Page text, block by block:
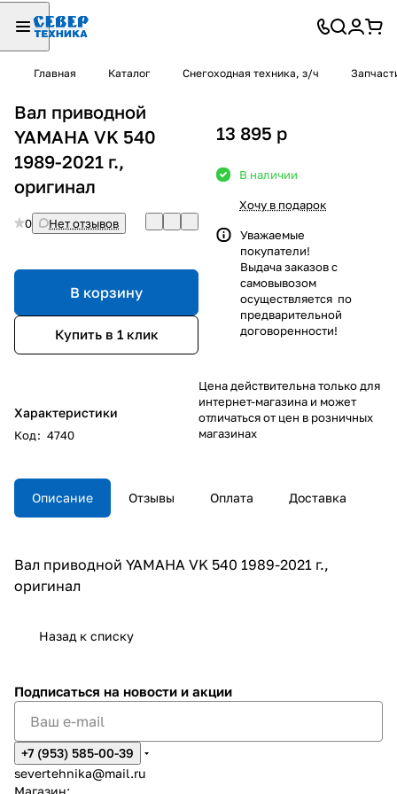
Главная Каталог Снегоходная техника, з/ч
Вал приводной
YAMAHA VK 540
1989-2021 г.,
оригинал
0 Нет отзывов
В корзину
Купить в 1 клик
Характеристики
Код: 4740
13 895 p
В наличии
Хочу в подарок
Уважаемые
покупатели!
Выдача заказов с
самовывозом
осуществляется по
предварительной
договоренности!
Цена действительна только для
интернет-магазина и может
отличаться от цен в розничных
магазинах
Описание Отзывы Оплата Доставка
Вал приводной YAMAHA VK 540 1989-2021 г.,
оригинал
Назад к списку
Подписаться на новости и акции
+7 (953) 585-00-39
severtehnika@mail.ru
Магазин: